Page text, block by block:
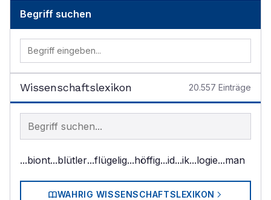
Begriff suchen
Wissenschaftslexikon 20.557 Einträge
Begriff im Lexikon suchen
...biont...blütler...flügelig...höffig...id...ik...logie...man
WAHRIG WISSENSCHAFTSLEXIKON